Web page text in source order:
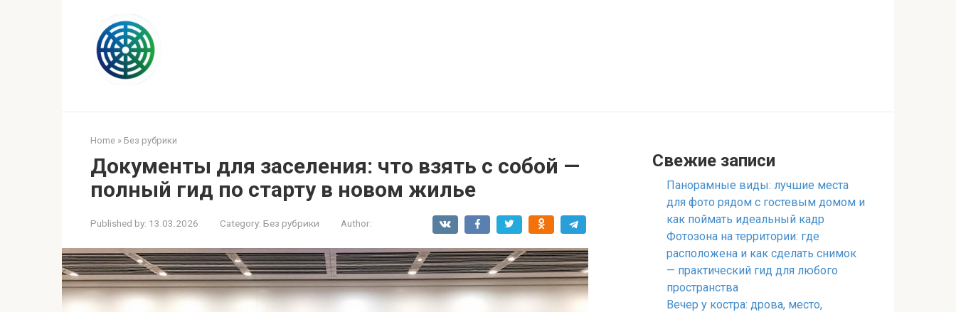
Home » Без рубрики
Документы для заселения: что взять с собой —
полный гид по старту в новом жилье
Published by: 13.03.2026 Category: Без рубрики Author:
Свежие записи
Панорамные виды: лучшие места
для фото рядом с гостевым домом и
как поймать идеальный кадр
Фотозона на территории: где
расположена и как сделать снимок
— практический гид для любого
пространства
Вечер у костра: дрова, место,